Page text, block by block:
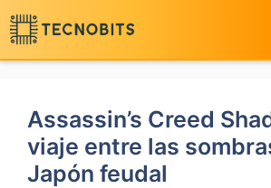
Saltar
al
contenido
Assassin’s Creed
viaje entre las
Japón feudal